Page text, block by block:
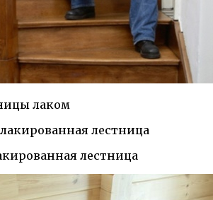
лаком
лестница